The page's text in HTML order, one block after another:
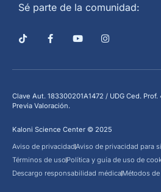
Sé parte de la comunidad:
Clave Aut. 183300201A1472 / UDG Ced.
Previa Valoración.
Kaloni Science Center © 2025
Aviso de privacidadAviso de privacidad para
Términos de uso Política y guía de uso de
Descargo responsabilidad médicaMétodos